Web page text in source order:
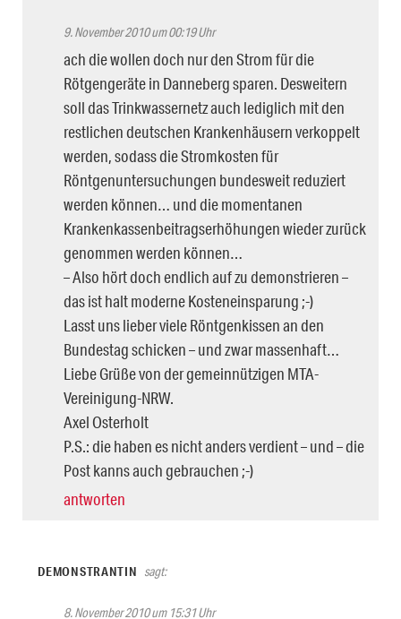
9. November 2010 um 00:19 Uhr
ach die wollen doch nur den Strom für die
Rötgengeräte in Danneberg sparen. Desweitern
soll das Trinkwassernetz auch lediglich mit den
restlichen deutschen Krankenhäusern verkoppelt
werden, sodass die Stromkosten für
Röntgenuntersuchungen bundesweit reduziert
werden können… und die momentanen
Krankenkassenbeitragserhöhungen wieder zurück
genommen werden können…
– Also hört doch endlich auf zu demonstrieren –
das ist halt moderne Kosteneinsparung ;-)
Lasst uns lieber viele Röntgenkissen an den
Bundestag schicken – und zwar massenhaft…
Liebe Grüße von der gemeinnützigen MTA-
Vereinigung-NRW.
Axel Osterholt
P.S.: die haben es nicht anders verdient – und – die
Post kanns auch gebrauchen ;-)
antworten
DEMONSTRANTIN sagt:
8. November 2010 um 15:31 Uhr